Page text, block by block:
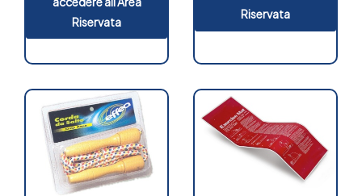
Riservata
Riservata